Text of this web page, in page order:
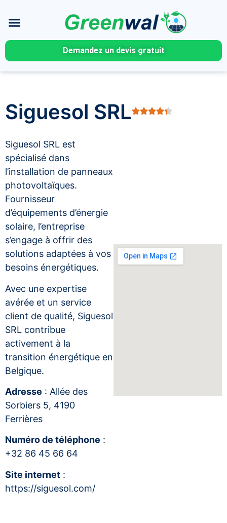
Demandez un devis gratuit
Siguesol SRL
Siguesol SRL est
spécialisé dans
l’installation de panneaux
photovoltaïques.
Fournisseur
d’équipements d’énergie
solaire, l’entreprise
s’engage à offrir des
solutions adaptées à vos
besoins énergétiques.
Avec une expertise
avérée et un service
client de qualité, Siguesol
SRL contribue
activement à la
transition énergétique en
Belgique.
Adresse : Allée des
Sorbiers 5, 4190
Ferrières
Numéro de téléphone :
+32 86 45 66 64
Site internet :
https://siguesol.com/